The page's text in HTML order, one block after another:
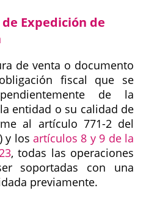
Expedición de
de venta o documento
fiscal que se
de la
entidad o su calidad de
al artículo 771-2 del
y los artículos 8 y 9 de la
, todas las operaciones
soportadas con una
previamente.